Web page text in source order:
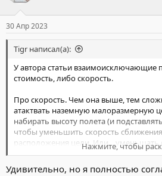
reaktivnym-dvigatelem/
и
:
30 Апр 2023
Tigr написал(а):
У автора статьи взаимоисключающие
стоимость, либо скорость.
Про скорость. Чем она выше, тем
атактвать наземную малоразмерную
набирать высоту полета (и
чтобы уменьшить скорость
расположения цели. Или... уменьшать
разменивая ее на дополнительное
Нажмите, чтобы
Удивительно, но я полностью